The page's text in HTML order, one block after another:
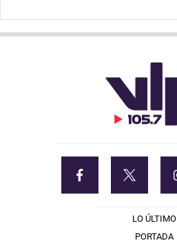
LO ÚLTIMO
PORTADA